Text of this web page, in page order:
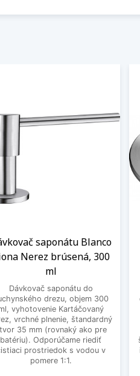
saponátu Blanco
Nerez brúsená, 300
ml
Dávkovač saponátu do
drezu, objem 300
vyhotovenie Kartáčovaný
vrchné plnenie, štandardný
35 mm (rovnaký ako pre
batériu). Odporúčame riediť
prostriedok s vodou v
pomere 1:1.